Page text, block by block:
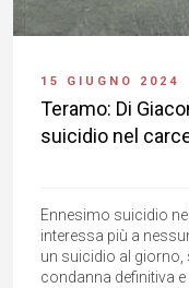
15 GIUGNO 2024
Teramo: Di
suicidio nel
Ennesimo suicidio
interessa più a
un suicidio al giorno,
condanna definitiva